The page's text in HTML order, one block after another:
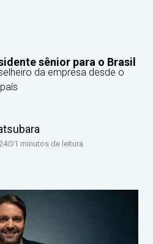
sênior para o Brasil
da empresa desde o
1 minutos de leitura